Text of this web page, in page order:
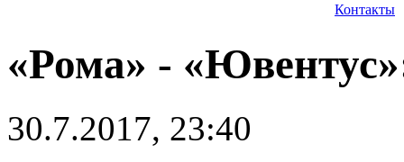
Контакты
«Рома» -
30.7.2017, 23:40